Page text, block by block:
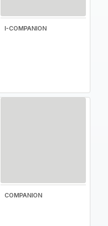
I-COMPANION
COMPANION